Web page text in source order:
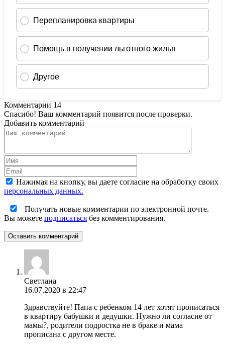
Комментарии 14
Спасибо! Ваш комментарий появится после проверки.
Добавить комментарий
Нажимая на кнопку, вы даете согласие на обработку своих
персональных данных.
Получать новые комментарии по электронной почте.
Вы можете подписаться без комментирования.
Оставить комментарий
Светлана
16.07.2020 в 22:47
Здравствуйте! Папа с ребенком 14 лет хотят прописаться
в квартиру бабушки и дедушки. Нужно ли согласие от
мамы?, родители подростка не в браке и мама
прописана с другом месте.